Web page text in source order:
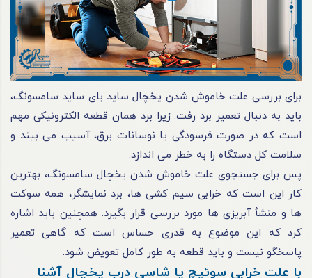
برای بررسی علت خاموش شدن یخچال ساید بای ساید سامسونگ،
باید به دنبال تعمیر برد رفت. زیرا برد همان قطعه الکترونیکی مهم
است که در صورت فرسودگی یا نوسانات برق، آسیب می‌ بیند و
سلامت کل دستگاه را به خطر می‌ اندازد.
پس برای جستجوی علت خاموش شدن یخچال سامسونگ، بهترین
کار این است که خرابی سیم‌ کشی‌ ها، برد نمایشگر، همه سوکت‌
ها و منشأ آبریزی‌ ها مورد بررسی قرار بگیرد. همچنین باید اشاره
کرد که این موضوع به‌ قدری حساس است که گاهی تعمیر
پاسخگو نیست و باید قطعه به طور کامل تعویض شود.
با علت خرابی سوئیچ یا شاسی درب یخچال آشنا